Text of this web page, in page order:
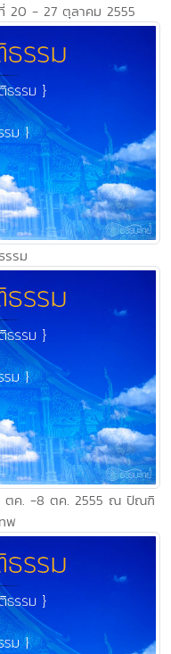
20 - 27 ตุลาคม 2555
รรม
ตค. -8 ตค. 2555 ณ ปัณฑิ
พ